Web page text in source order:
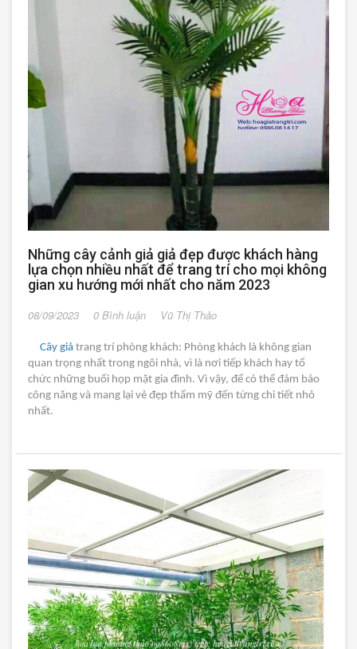
Những cây cảnh giả giả đẹp được khách hàng
lựa chọn nhiều nhất để trang trí cho mọi không
gian xu hướng mới nhất cho năm 2023
08/09/2023 0 Bình luận Vũ Thị Thảo
Cây giả trang trí phòng khách: Phòng khách là không gian
quan trọng nhất trong ngôi nhà, vì là nơi tiếp khách hay tổ
chức những buổi họp mặt gia đình. Vì vậy, để có thể đảm bảo
công năng và mang lại vẻ đẹp thẩm mỹ đến từng chi tiết nhỏ
nhất.